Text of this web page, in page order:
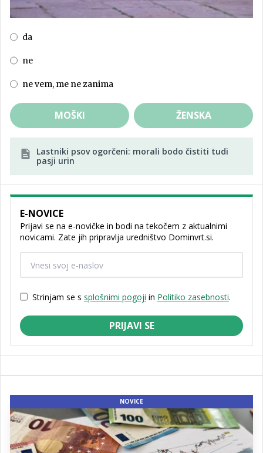
da
ne
ne vem, me ne zanima
MOŠKI ŽENSKA
Lastniki psov ogorčeni: morali bodo čistiti tudi
pasji urin
E-NOVICE
Prijavi se na e-novičke in bodi na tekočem z aktualnimi
novicami. Zate jih pripravlja uredništvo Dominvrt.si.
Strinjam se s splošnimi pogoji in Politiko zasebnosti.
PRIJAVI SE
NOVICE